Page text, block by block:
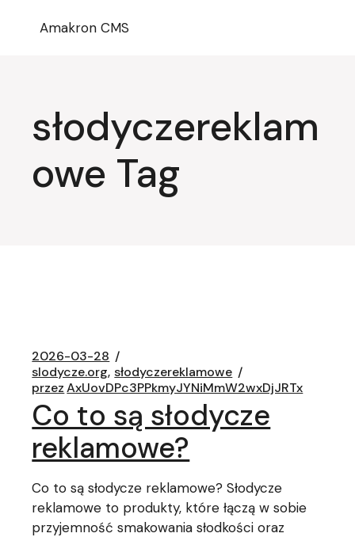
Amakron CMS
słodyczereklam
owe Tag
2026-03-28
slodycze.org słodyczereklamowe
przez AxUovDPc3PPkmyJYNiMmW2wxDjJRTx
Co to są słodycze
reklamowe?
Co to są słodycze reklamowe? Słodycze
reklamowe to produkty, które łączą w sobie
przyjemność smakowania słodkości oraz